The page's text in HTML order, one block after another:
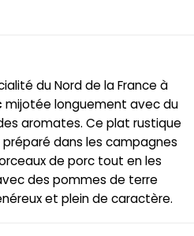
du Nord de la France à
mijotée longuement avec du
aromates. Ce plat rustique
dans les campagnes
de porc tout en les
des pommes de terre
et plein de caractère.